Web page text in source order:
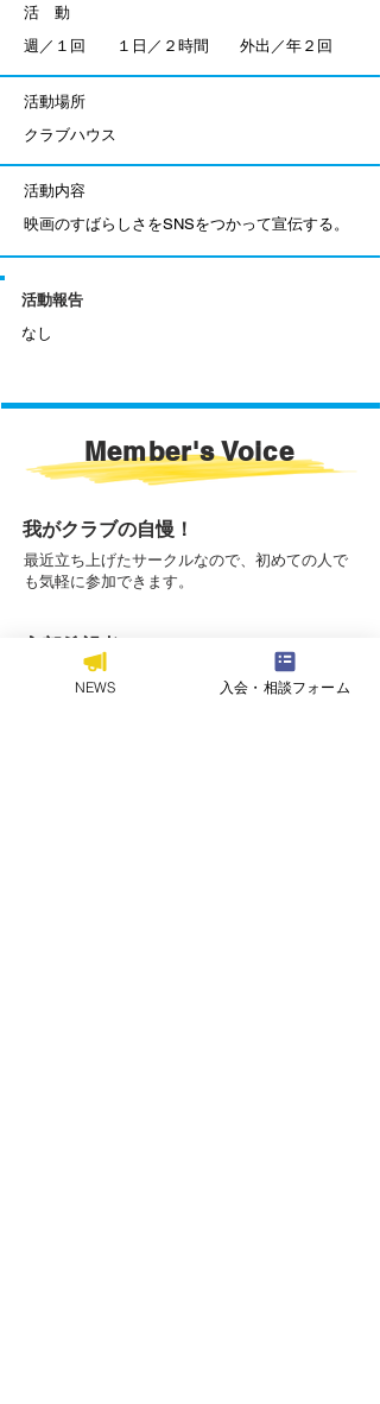
活 動
週／１回 １日／２時間 外出／年２回
活動場所
​クラブハウス
活動内容
​映画のすばらしさをSNSをつかって宣伝する。
活動報告
​なし
Member's Voice
我がクラブの自慢！
​最近立ち上げたサークルなので、初めての人で
も気軽に参加できます。
入部希望者へひとこと
​映画が好きな人はぜひ一緒に楽しみましょう。
NEWS 入会・相談フォーム